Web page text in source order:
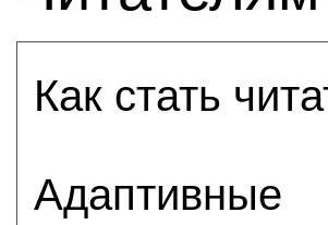
Как стать
Адаптивные